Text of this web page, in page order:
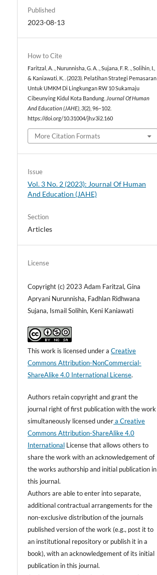
Published
2023-08-13
How to Cite
Faritzal, A. ., Nurunnisha, G. A. ., Sujana, F. R. ., Solihin, I.,
& Kaniawati, K. . (2023). Pelatihan Strategi Pemasaran
Untuk UMKM Di Lingkungan RW 10 Sukamaju
Cibeunying Kidul Kota Bandung. Journal Of Human
And Education (JAHE) ,3(2), 96–102.
https://doi.org/10.31004/jh.v3i2.160
More Citation Formats
Issue
Vol. 3 No. 2 (2023): Journal Of Human
And Education (JAHE)
Section
Articles
License
Copyright (c) 2023 Adam Faritzal, Gina
Apryani Nurunnisha, Fadhlan Ridhwana
Sujana, Ismail Solihin, Keni Kaniawati
This work is licensed under aCreative
Commons Attribution-NonCommercial-
ShareAlike 4.0 International License.
Authors retain copyright and grant the
journal right of first publication with the work
simultaneously licensed undera Creative
Commons Attribution-ShareAlike 4.0
International License that allows others to
share the work with an acknowledgement of
the works authorship and initial publication in
this journal.
Authors are able to enter into separate,
additional contractual arrangements for the
non-exclusive distribution of the journals
published version of the work (e.g., post it to
an institutional repository or publish it in a
book), with an acknowledgement of its initial
publication in this journal.